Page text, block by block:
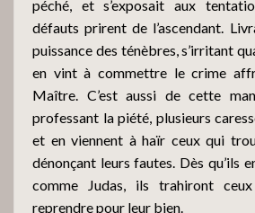
péché, et s’exposait aux
défauts prirent de l’ascendant.
puissance des ténèbres, s’irritant
en vint à commettre le crime
Maître. C’est aussi de cette
professant la piété, plusieurs
et en viennent à haïr ceux qui
dénonçant leurs fautes. Dès qu’ils
comme Judas, ils trahiront
reprendre pour leur bien.